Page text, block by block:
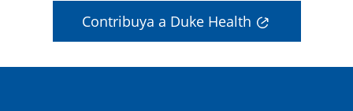
Contribuya a Duke Health